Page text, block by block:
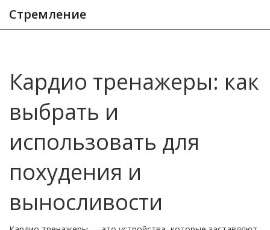
Стремление
Кардио тренажеры: как
выбрать и
использовать для
похудения и
выносливости